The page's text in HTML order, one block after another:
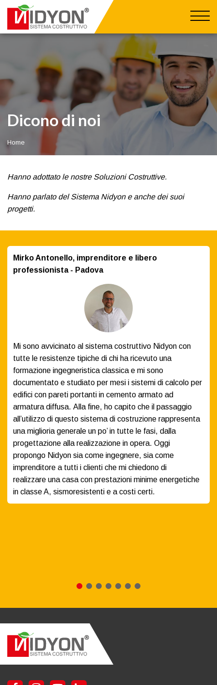
contenuto
commerciale@nidyon.com
AZIENDA
Chi siamo
Dicono di noi
Nidyon Training
VANTAGGI
Sismoresistenza
Sostenibilità
Protezione
Flessibilità
REALIZZAZIONI
ESTERO
Nidyon all'estero
Eventi
Press
Dicono di noi
Home
Hanno adottato le nostre Soluzioni Costruttive.
Hanno parlato del Sistema Nidyon e anche dei suoi
progetti.
Mirko Antonello, imprenditore e libero
professionista - Padova
Mi sono avvicinato al sistema costruttivo Nidyon con
tutte le resistenze tipiche di chi ha ricevuto una
formazione ingegneristica classica e mi sono
documentato e studiato per mesi i sistemi di calcolo per
edifici con pareti portanti in cemento armato ad
armatura diffusa. Alla fine, ho capito che il passaggio
all’utilizzo di questo sistema di costruzione rappresenta
una miglioria generale un po’ in tutte le fasi, dalla
progettazione alla realizzazione in opera. Oggi
propongo Nidyon sia come ingegnere, sia come
imprenditore a tutti i clienti che mi chiedono di
realizzare una casa con prestazioni minime energetiche
in classe A, sismoresistenti e a costi certi.